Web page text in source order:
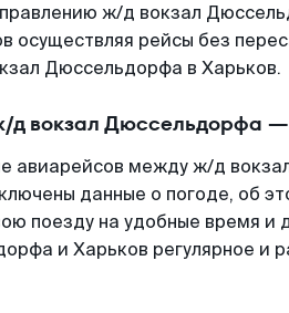
ж/д вокзал
осуществляя рейсы без
Дюссельдорфа в Харьков.
д вокзал Дюссельдорфа
авиарейсов между ж/д
данные о погоде, об
поезду на удобные время
и Харьков регулярное и